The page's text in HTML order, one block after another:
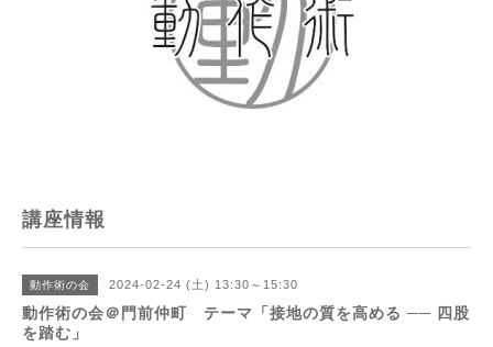
講座情報
動作術の会 2024-02-24 (土) 13:30～15:30
動作術の会＠門前仲町 テーマ「接地の質を高める ── 四股
を踏む」